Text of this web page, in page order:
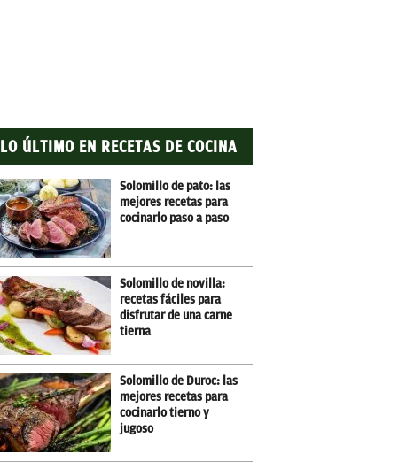
LO ÚLTIMO EN RECETAS DE COCINA
Solomillo de pato: las
mejores recetas para
cocinarlo paso a paso
Solomillo de novilla:
recetas fáciles para
disfrutar de una carne
tierna
Solomillo de Duroc: las
mejores recetas para
cocinarlo tierno y
jugoso